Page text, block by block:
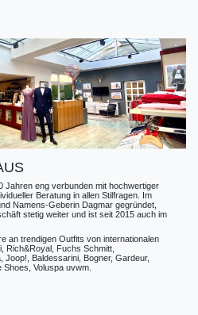
Jahren eng verbunden mit hochwertiger
Beratung in allen Stilfragen. Im
Namens-Geberin Dagmar gegründet,
stetig weiter und ist seit 2015 auch im
an trendigen Outfits von internationalen
Rich&Royal, Fuchs Schmitt,
Baldessarini, Bogner, Gardeur,
Shoes, Voluspa uvwm.